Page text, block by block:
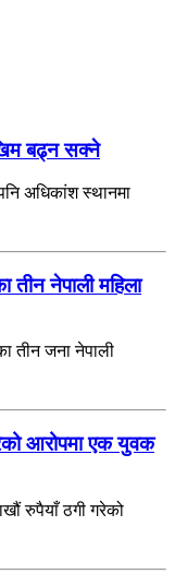
बढ्न सक्ने
अधिकांश स्थानमा
तीन नेपाली महिला
तीन जना नेपाली
आरोपमा एक युवक
रुपैयाँ ठगी गरेको